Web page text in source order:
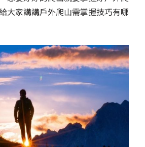
大家講講戶外爬山需掌握技巧有哪